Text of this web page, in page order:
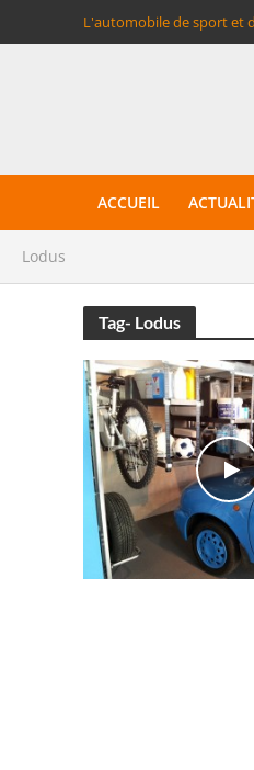
L'automobile de sport et
ACCUEIL
Lodus
Tag- Lodus